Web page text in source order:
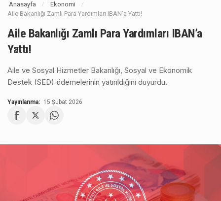
Anasayfa / Ekonomi /
Aile Bakanlığı Zamlı Para Yardımları IBAN’a Yattı!
Aile Bakanlığı Zamlı Para Yardımları IBAN’a
Yattı!
Aile ve Sosyal Hizmetler Bakanlığı, Sosyal ve Ekonomik
Destek (SED) ödemelerinin yatırıldığını duyurdu.
Yayınlanma: 15 Şubat 2026